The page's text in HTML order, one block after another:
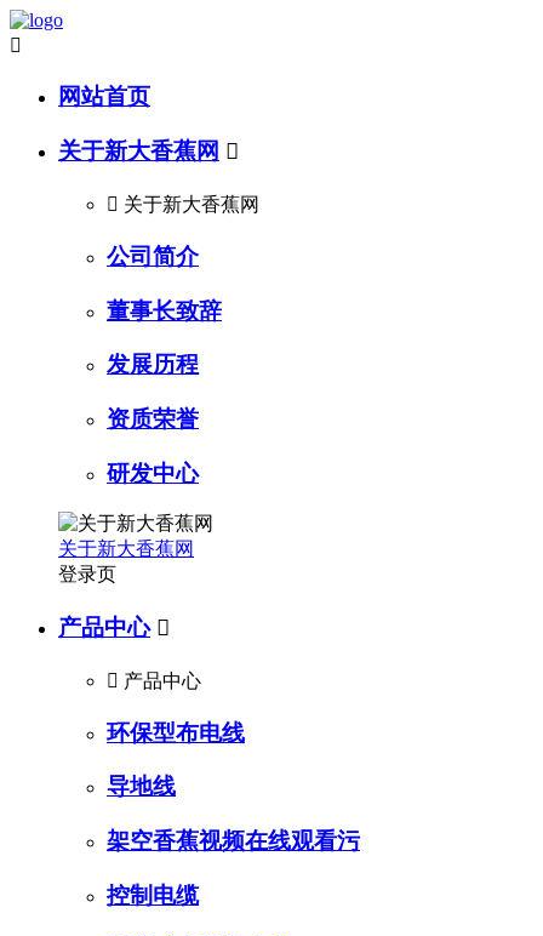

网站首页
关于新大香蕉网 
 关于新大香蕉网
公司简介
董事长致辞
发展历程
资质荣誉
研发中心
关于新大香蕉网
登录页
产品中心 
 产品中心
环保型布电线
导地线
架空香蕉视频在线观看污
控制电缆